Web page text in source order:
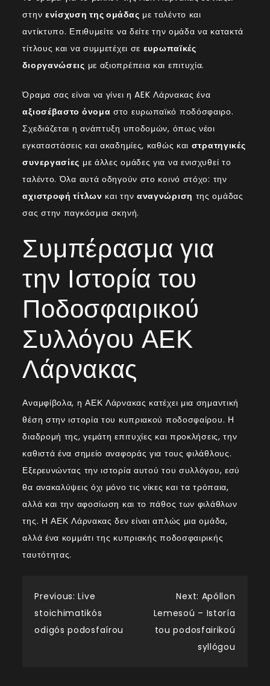
στην ενίσχυση της ομάδας με ταλέντο και
αντίκτυπο. Επιθυμείτε να δείτε την ομάδα να κατακτά
τίτλους και να συμμετέχει σε ευρωπαϊκές
διοργανώσεις με αξιοπρέπεια και επιτυχία.
Όραμα σας είναι να γίνει η AEK Λάρνακας ένα
αξιοσέβαστο όνομα στο ευρωπαϊκό ποδόσφαιρο.
Σχεδιάζεται η ανάπτυξη υποδομών, όπως νέοι
εγκαταστάσεις και ακαδημίες, καθώς και στρατηγικές
συνεργασίες με άλλες ομάδες για να ενισχυθεί το
ταλέντο. Όλα αυτά οδηγούν στο κοινό στόχο: την
αχιστροφή τίτλων και την αναγνώριση της ομάδας
σας στην παγκόσμια σκηνή.
Συμπέρασμα για
την Ιστορία του
Ποδοσφαιρικού
Συλλόγου ΑΕΚ
Λάρνακας
Αναμφίβολα, η ΑΕΚ Λάρνακας κατέχει μια σημαντική
θέση στην ιστορία του κυπριακού ποδοσφαίρου. Η
διαδρομή της, γεμάτη επιτυχίες και προκλήσεις, την
καθιστά ένα σημείο αναφοράς για τους φιλάθλους.
Εξερευνώντας την ιστορία αυτού του συλλόγου, εσύ
θα ανακαλύψεις όχι μόνο τις νίκες και τα τρόπαια,
αλλά και την αφοσίωση και το πάθος των φιλάθλων
της. Η ΑΕΚ Λάρνακας δεν είναι απλώς μια ομάδα,
αλλά ένα κομμάτι της κυπριακής ποδοσφαιρικής
ταυτότητας.
Post
navigation
Previous: Live
stoichimatikós
odigós podosfaírou
Next: Apóllon
Lemesoú – Istoría
tou podosfairikoú
syllógou